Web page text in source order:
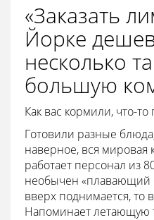
«Заказать
Йорке
несколько
большую
Как вас кормили, что-
Готовили разные
наверное, вся мировая
работает персонал из
необычен «плавающий
вверх поднимается, то
Напоминает летающую